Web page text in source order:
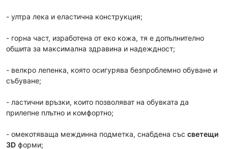
- ултра лека и еластична конструкция;
- горна част, изработена от еко кожа, тя е допълнително
обшита за максимална здравина и надеждност;
- велкро лепенка, която осигурява безпроблемно обуване и
събуване;
- ластични връзки, които позволяват на обувката да
прилепне плътно и комфортно;
- омекотяваща междинна подметка, снабдена със светещи
3D форми;